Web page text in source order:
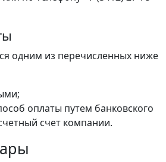
одним из перечисленных ниже
оплаты путем банковского
счет компании.